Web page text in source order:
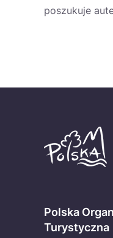
poszukuje
Polska
Turystyczna